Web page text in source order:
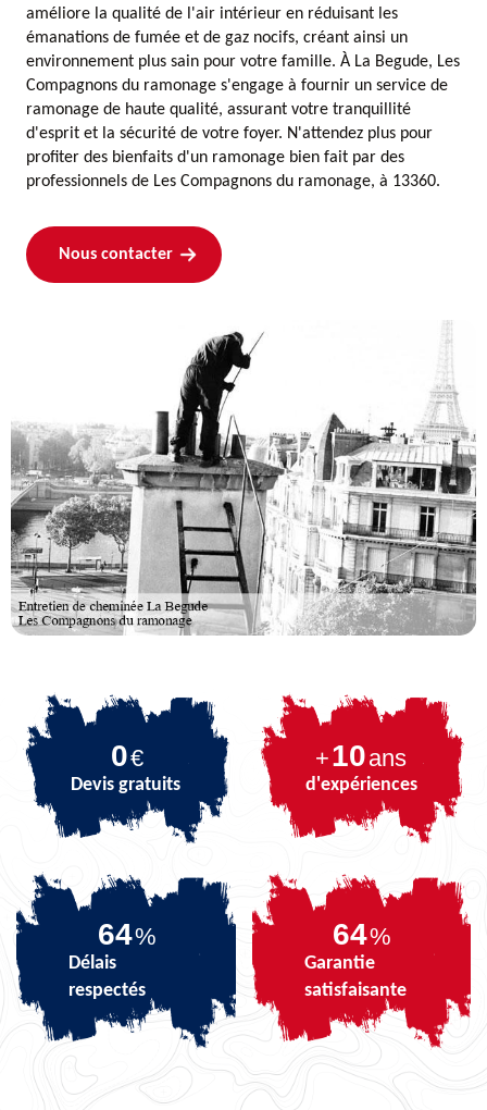
améliore la qualité de l'air intérieur en réduisant les
émanations de fumée et de gaz nocifs, créant ainsi un
environnement plus sain pour votre famille. À La Begude, Les
Compagnons du ramonage s'engage à fournir un service de
ramonage de haute qualité, assurant votre tranquillité
d'esprit et la sécurité de votre foyer. N'attendez plus pour
profiter des bienfaits d'un ramonage bien fait par des
professionnels de Les Compagnons du ramonage, à 13360.
Nous contacter
0€
Devis gratuits
+10ans
d'expériences
79%
Délais
respectés
79%
Garantie
satisfaisante